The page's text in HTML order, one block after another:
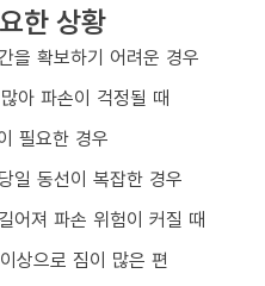
한 상황
을 확보하기 어려운 경우
아 파손이 걱정될 때
필요한 경우
일 동선이 복잡한 경우
어져 파손 위험이 커질 때
상으로 짐이 많은 편